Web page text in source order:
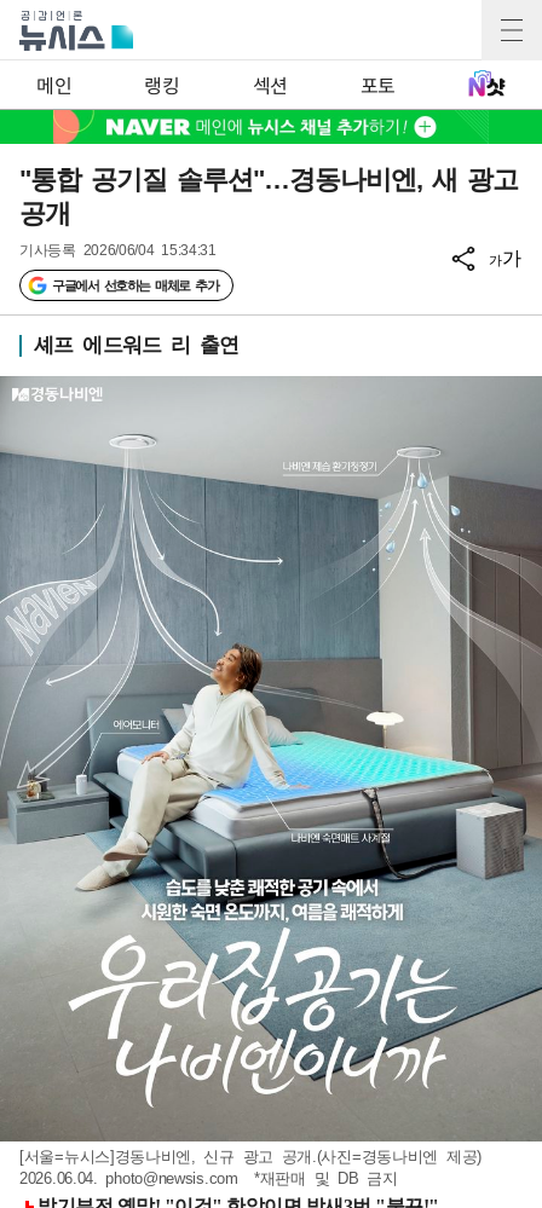
메인 랭킹 섹션 포토
"통합 공기질 솔루션"…경동나비엔, 새 광고
공개
기사등록 2026/06/04 15:34:31
구글에서 선호하는 매체로 추가
가가
셰프 에드워드 리 출연
[서울=뉴시스]경동나비엔, 신규 광고 공개.(사진=경동나비엔 제공)
2026.06.04.photo@newsis.com *재판매 및 DB 금지